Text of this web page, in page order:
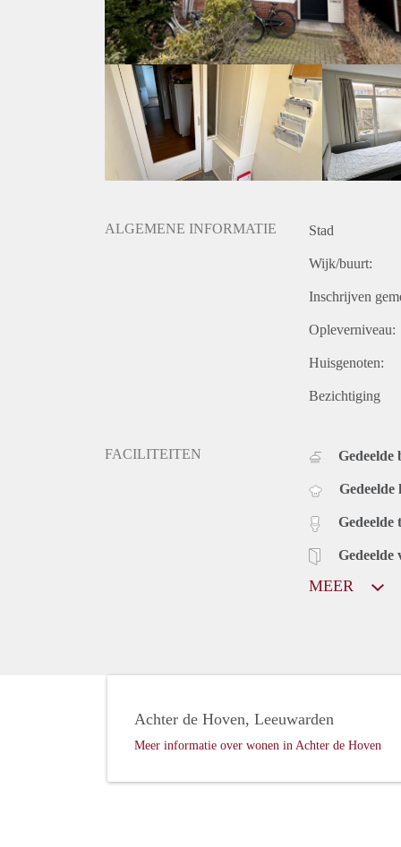
Inschrijving bij de gemeente is mogelijk voor 1
Huurcontract voor maximaal 24 maanden.
Heb je interesse in deze nette gemeubileerde
bezichtiging in. Laat in het bericht o.a. je e-
geen bezichtigingen in!
ALGEMENE INFORMATIE Stad
Wijk/buurt:
Inschrijven
Opleverniveau:
Huisgenoten:
Bezichtiging
FACILITEITEN Gedeelde
Gedeelde
Gedeelde
Gedeelde
MEER
Achter de Hoven, Leeuwarden
Meer informatie over wonen in Achter de Hoven